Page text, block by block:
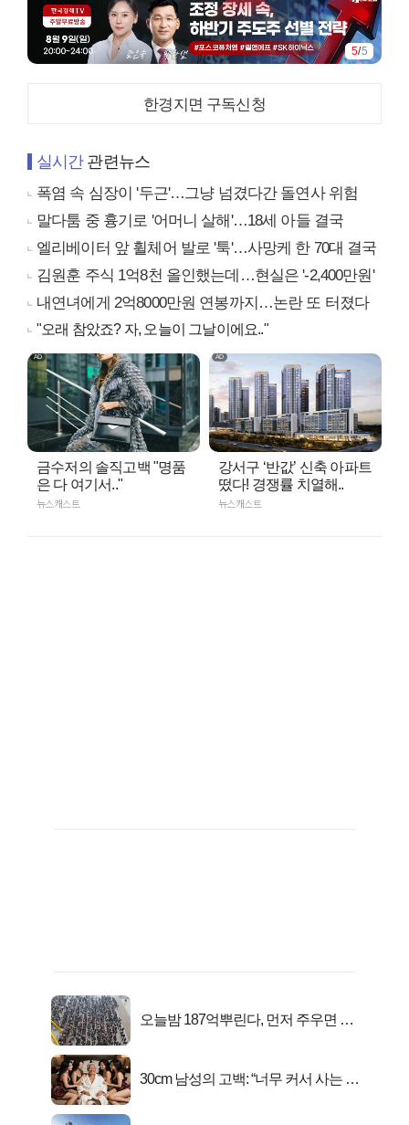
5/5
한경지면 구독신청
실시간관련뉴스
폭염 속 심장이 '두근'…그냥 넘겼다간 돌연사 위험
말다툼 중 흉기로 '어머니 살해'…18세 아들 결국
엘리베이터 앞 휠체어 발로 '툭'…사망케 한 70대 결국
김원훈 주식 1억8천 올인했는데…현실은 '-2,400만원'
내연녀에게 2억8000만원 연봉까지…논란 또 터졌다
"오래 참았죠? 자, 오늘이 그날이에요.."
금수저의 솔직고백 "명품
은 다 여기서.."
뉴스캐스트
강서구 ‘반값’ 신축 아파트
떴다! 경쟁률 치열해..
뉴스캐스트
오늘밤 187억뿌린다, 먼저 주우면 최
30cm 남성의 고백: “너무 커서 사는 게